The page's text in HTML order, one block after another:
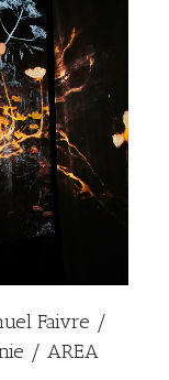
Faivre /
/ AREA